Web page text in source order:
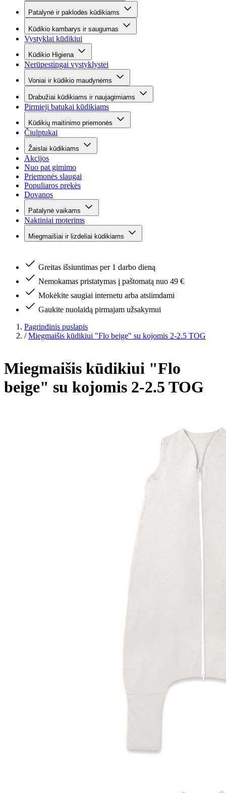
Patalynė ir paklodės kūdikiams
Kūdikio kambarys ir saugumas
Vystyklai kūdikiui
Kūdikio Higiena
Nerūpestingai vystyklystei
Voniai ir kūdikio maudynėms
Drabužiai kūdikiams ir naujagimiams
Pirmieji batukai kūdikiams
Kūdikių maitinimo priemonės
Čiulptukai
Žaislai kūdikiams
Akcijos
Nuo pat gimimo
Priemonės slaugai
Populiaros prekės
Dovanos
Patalynė vaikams
Naktiniai moterims
Miegmaišiai ir lizdeliai kūdikiams
Greitas išsiuntimas per 1 darbo dieną
Nemokamas pristatymas į paštomatą nuo 49 €
Mokėkite saugiai internetu arba atsiimdami
Gaukite nuolaidą pirmajam užsakymui
Pagrindinis puslapis
/ Miegmaišis kūdikiui "Flo beige" su kojomis 2-2.5 TOG
Miegmaišis kūdikiui "Flo
beige" su kojomis 2-2.5 TOG